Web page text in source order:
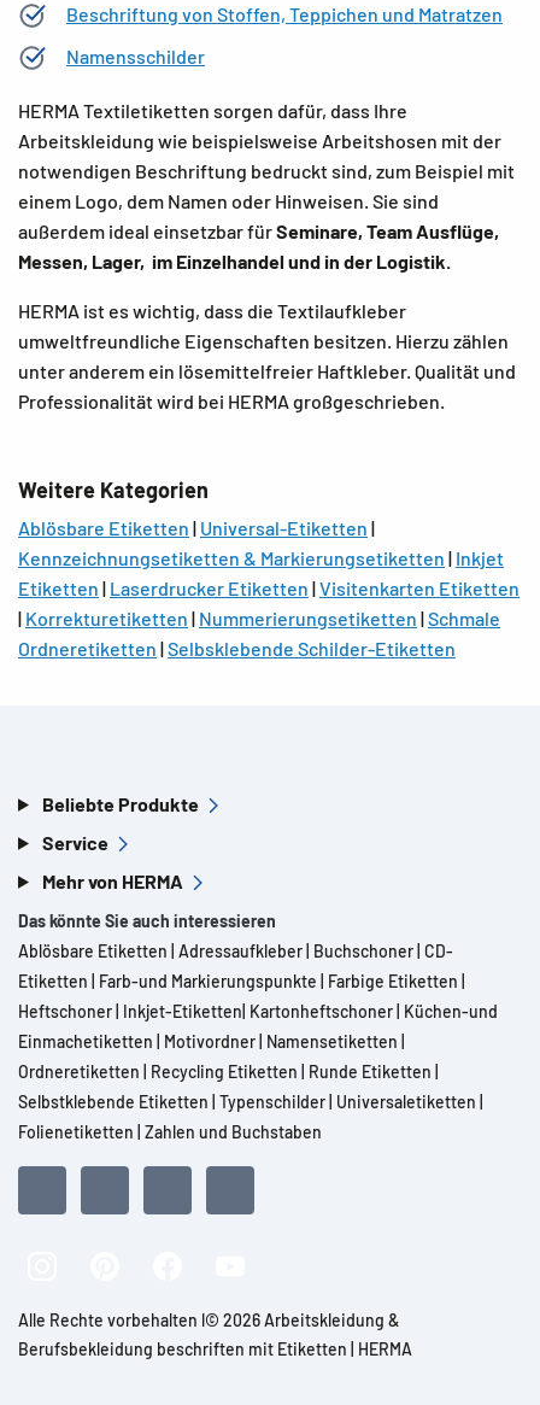
Beschriftung von Stoffen, Teppichen und Matratzen
Namensschilder
HERMA Textiletiketten sorgen dafür, dass Ihre
Arbeitskleidung wie beispielsweise Arbeitshosen mit der
notwendigen Beschriftung bedruckt sind, zum Beispiel mit
einem Logo, dem Namen oder Hinweisen. Sie sind
außerdem ideal einsetzbar fürSeminare, Team Ausflüge,
Messen, Lager, im Einzelhandel und in der Logistik.
HERMA ist es wichtig, dass die Textilaufkleber
umweltfreundliche Eigenschaften besitzen. Hierzu zählen
unter anderem ein lösemittelfreier Haftkleber. Qualität und
Professionalität wird bei HERMA großgeschrieben.
Weitere Kategorien
Ablösbare Etiketten | Universal-Etiketten |
Kennzeichnungsetiketten & Markierungsetiketten | Inkjet
Etiketten | Laserdrucker Etiketten |Visitenkarten Etiketten
| Korrekturetiketten | Nummerierungsetiketten |Schmale
Ordneretiketten |Selbsklebende Schilder-Etiketten
Beliebte Produkte
Service
Mehr von HERMA
Das könnte Sie auch interessieren
Ablösbare Etiketten Adressaufkleber Buchschoner CD-
Etiketten
Farb-und Markierungspunkte Farbige Etiketten
Heftschoner Inkjet-Etiketten Kartonheftschoner Küchen-und
Einmachetiketten
Motivordner Namensetiketten
Ordneretiketten
Recycling Etiketten Runde Etiketten
Selbstklebende Etiketten Typenschilder Universaletiketten
Folienetiketten Zahlen und Buchstaben
Alle Rechte vorbehalten l© 2026 Arbeitskleidung &
Berufsbekleidung beschriften mit Etiketten | HERMA